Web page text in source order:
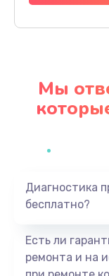
Мы
Диагностика
бесплатно?
Есть ли
ремонта и на